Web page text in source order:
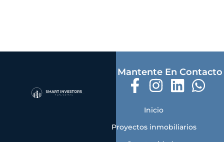
Inicio
Proyectos inmobiliarios
Mantente En Contacto